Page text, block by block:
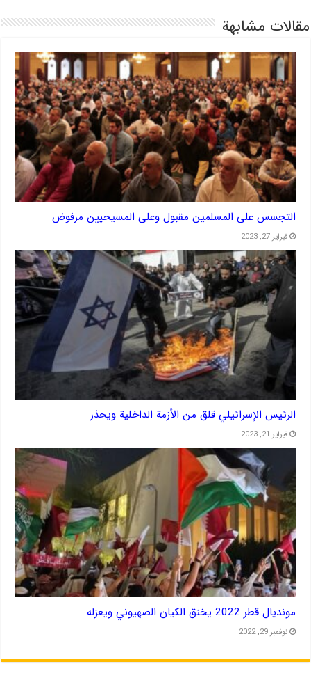
مقالات مشابهة
التجسس على المسلمين مقبول وعلى المسيحيين مرفوض
فبراير 27, 2023
الرئيس الإسرائيلي قلق من الأزمة الداخلية ويحذر
فبراير 21, 2023
مونديال قطر 2022 يخنق الكيان الصهيوني ويعزله
نوفمبر 29, 2022